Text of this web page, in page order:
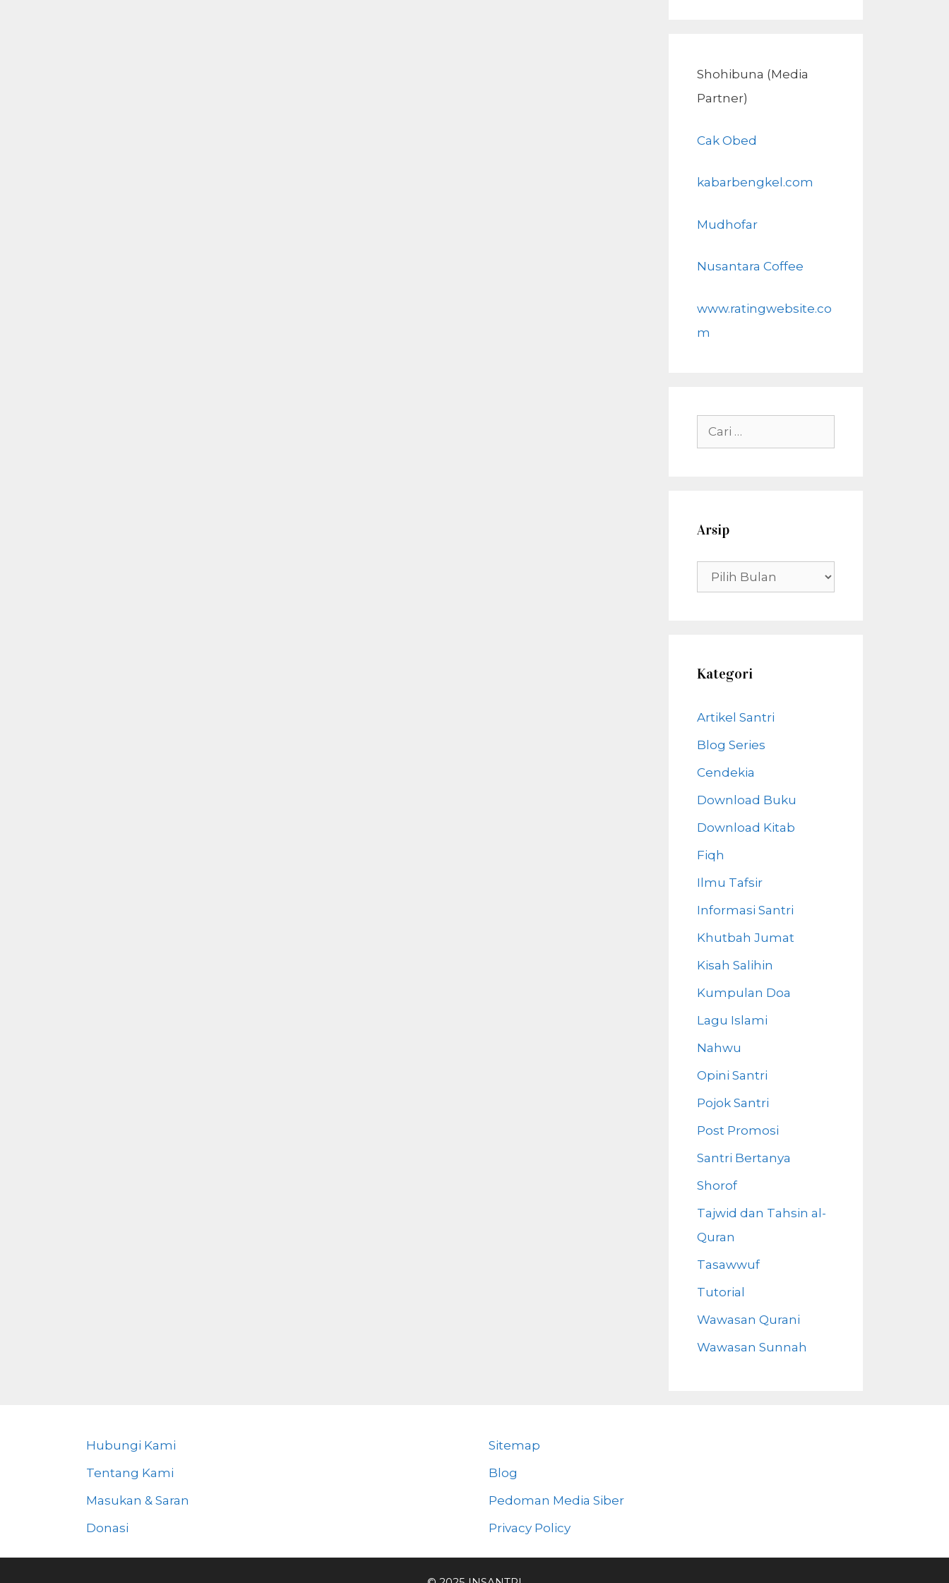
Shohibuna (Media
Partner)
Cak Obed
kabarbengkel.com
Mudhofar
Nusantara Coffee
www.ratingwebsite.co
m
Cari
untuk:
Arsip
Arsip
Kategori
Artikel Santri
Blog Series
Cendekia
Download Buku
Download Kitab
Fiqh
Ilmu Tafsir
Informasi Santri
Khutbah Jumat
Kisah Salihin
Kumpulan Doa
Lagu Islami
Nahwu
Opini Santri
Pojok Santri
Post Promosi
Santri Bertanya
Shorof
Tajwid dan Tahsin al-
Quran
Tasawwuf
Tutorial
Wawasan Qurani
Wawasan Sunnah
Hubungi Kami
Tentang Kami
Masukan & Saran
Donasi
Sitemap
Blog
Pedoman Media Siber
Privacy Policy